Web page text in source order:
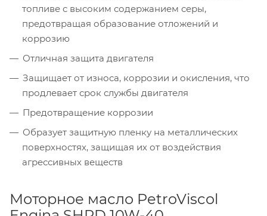
топливе с высоким содержанием серы,
предотвращая образование отложений и
коррозию
Отличная защита двигателя
Защищает от износа, коррозии и окисления, что
продлевает срок службы двигателя
Предотвращение коррозии
Образует защитную пленку на металлических
поверхностях, защищая их от воздействия
агрессивных веществ
Моторное масло PetroViscol